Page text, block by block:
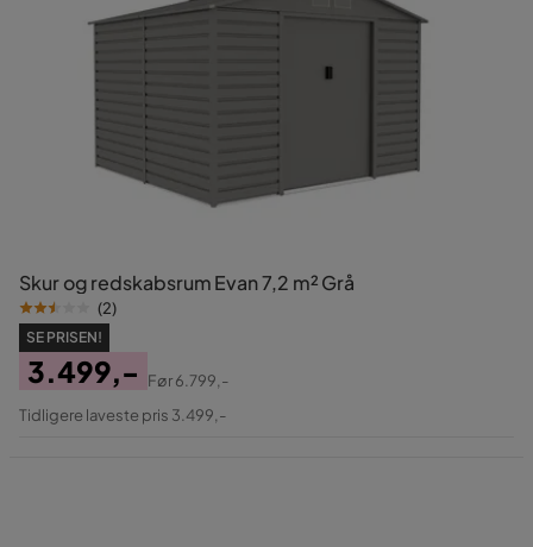
Skur og redskabsrum Evan 7,2 m² Grå
(2)
SE PRISEN!
Pris
3.499,-
Original
Før6.799,-
Tidligere laveste pris 3.499,-